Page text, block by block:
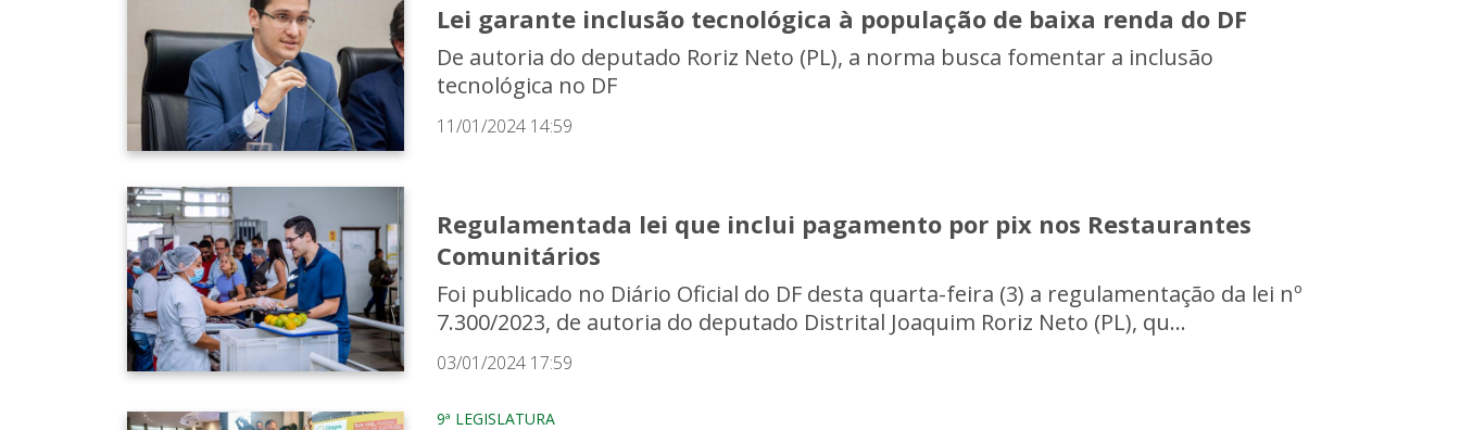
Lei garante inclusão tecnológica à população de baixa renda do DF
De autoria do deputado Roriz Neto (PL), a norma busca fomentar a inclusão
tecnológica no DF
11/01/2024 14:59
Regulamentada lei que inclui pagamento por pix nos Restaurantes
Comunitários
Foi publicado no Diário Oficial do DF desta quarta-feira (3) a regulamentação da lei nº
7.300/2023, de autoria do deputado Distrital Joaquim Roriz Neto (PL), qu...
03/01/2024 17:59
9ª LEGISLATURA